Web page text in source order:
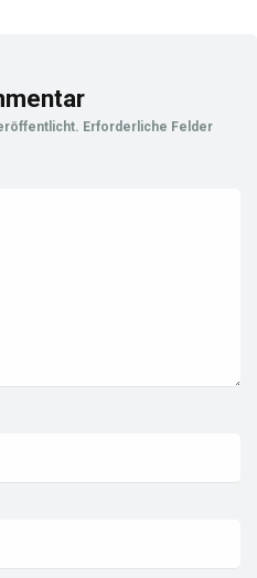
Erforderliche Felder